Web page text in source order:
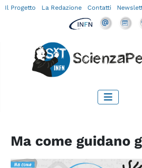
Il Progetto La Redazione Contatti
Ma come guidano